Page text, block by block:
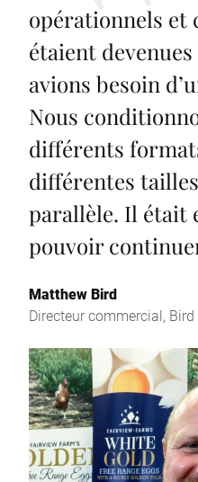
opérationnels et
étaient
avions besoin
Nous
différents
différentes
parallèle. Il était
pouvoir
Matthew Bird
Directeur commercial,